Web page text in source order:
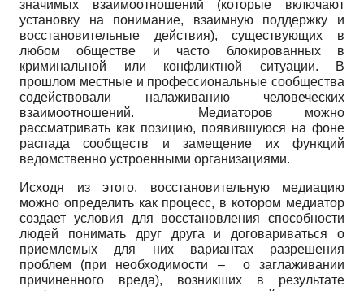
значимых взаимоотношений (которые включают
установку на понимание, взаимную поддержку и
восстановительные действия), существующих в
любом обществе и часто блокированных в
криминальной или конфликтной ситуации. В
прошлом местные и профессиональные сообщества
содействовали налаживанию человеческих
взаимоотношений. Медиаторов можно
рассматривать как позицию, появившуюся на фоне
распада сообществ и замещение их функций
ведомственно устроенными организациями.
Исходя из этого, восстановительную медиацию
можно определить как процесс, в котором медиатор
создает условия для восстановления способности
людей понимать друг друга и договариваться о
приемлемых для них вариантах разрешения
проблем (при необходимости – о заглаживании
причиненного вреда), возникших в результате